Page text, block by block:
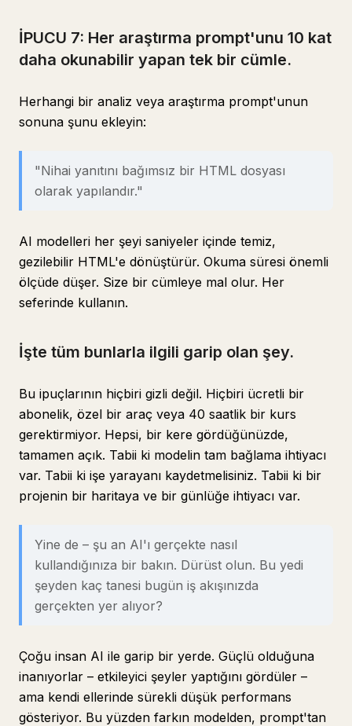
İPUCU 7: Her araştırma prompt'unu 10 kat
daha okunabilir yapan tek bir cümle.
Herhangi bir analiz veya araştırma prompt'unun
sonuna şunu ekleyin:
"Nihai yanıtını bağımsız bir HTML dosyası
olarak yapılandır."
AI modelleri her şeyi saniyeler içinde temiz,
gezilebilir HTML'e dönüştürür. Okuma süresi önemli
ölçüde düşer. Size bir cümleye mal olur. Her
seferinde kullanın.
İşte tüm bunlarla ilgili garip olan şey.
Bu ipuçlarının hiçbiri gizli değil. Hiçbiri ücretli bir
abonelik, özel bir araç veya 40 saatlik bir kurs
gerektirmiyor. Hepsi, bir kere gördüğünüzde,
tamamen açık. Tabii ki modelin tam bağlama ihtiyacı
var. Tabii ki işe yarayanı kaydetmelisiniz. Tabii ki bir
projenin bir haritaya ve bir günlüğe ihtiyacı var.
Yine de – şu an AI'ı gerçekte nasıl
kullandığınıza bir bakın. Dürüst olun. Bu yedi
şeyden kaç tanesi bugün iş akışınızda
gerçekten yer alıyor?
Çoğu insan AI ile garip bir yerde. Güçlü olduğuna
inanıyorlar – etkileyici şeyler yaptığını gördüler –
ama kendi ellerinde sürekli düşük performans
gösteriyor. Bu yüzden farkın modelden, prompt'tan